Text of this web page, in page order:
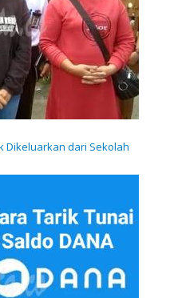
Dikeluarkan dari Sekolah